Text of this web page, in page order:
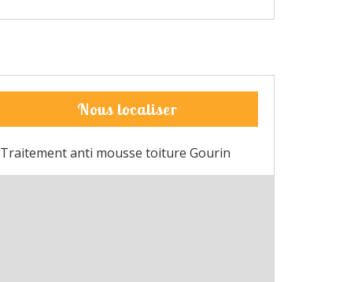
Nous localiser
Traitement anti mousse toiture Gourin